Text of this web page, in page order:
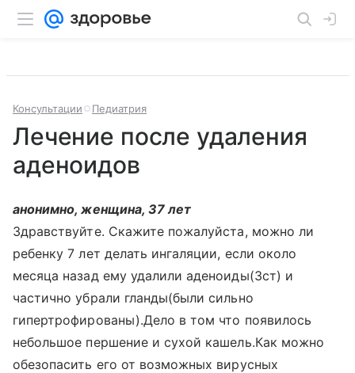
Консультации Педиатрия
Лечение после удаления
аденоидов
анонимно, женщина, 37 лет
Здравствуйте. Скажите пожалуйста, можно ли
ребенку 7 лет делать ингаляции, если около
месяца назад ему удалили аденоиды(3ст) и
частично убрали гланды(были сильно
гипертрофированы).Дело в том что появилось
небольшое першение и сухой кашель.Как можно
обезопасить его от возможных вирусных